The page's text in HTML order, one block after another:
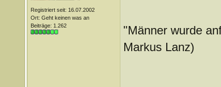
Registriert seit: 16.07.2002
Ort: Geht keinen was an
Beiträge: 1.262
"Männer wurde
Markus Lanz)